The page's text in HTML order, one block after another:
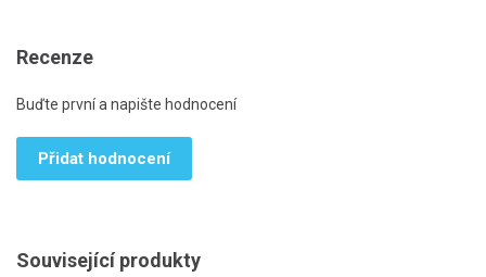
Recenze
Buďte první a napište hodnocení
Přidat hodnocení
Související produkty